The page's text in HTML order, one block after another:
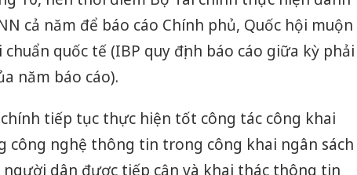
cả năm để báo cáo Chính phủ, Quốc hội muộn
quốc tế (IBP quy định báo cáo giữa kỳ phải
năm báo cáo).
tiếp tục thực hiện tốt công tác công khai
công nghệ thông tin trong công khai ngân sách
dân được tiếp cận và khai thác thông tin